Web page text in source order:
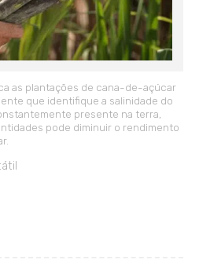
as plantações de cana-de-açúcar
que identifique a salinidade do
presente na terra,
pode diminuir o rendimento